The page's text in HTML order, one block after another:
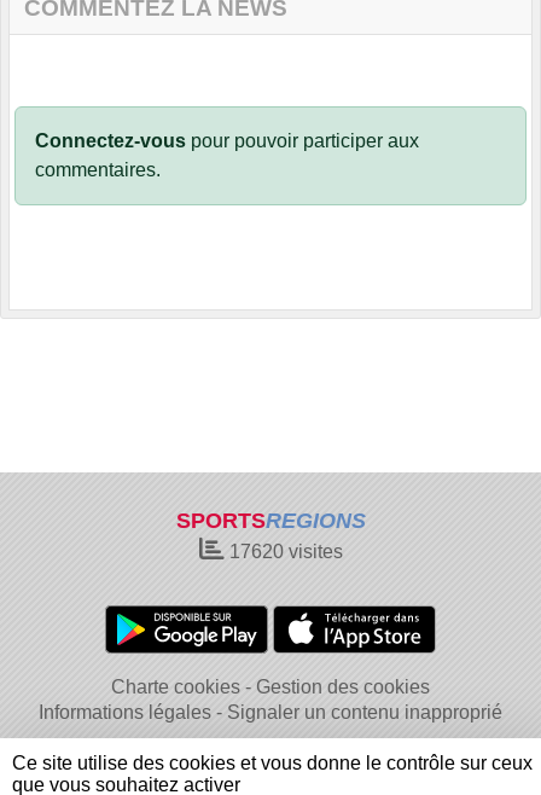
COMMENTEZ LA NEWS
Connectez-vous pour pouvoir participer aux
commentaires.
SPORTSREGIONS
17620visites
Charte cookies
Gestion des cookies
Informations légales
Signaler un contenu inapproprié
Ce site utilise des cookies et vous donne le contrôle sur ceux
que vous souhaitez activer